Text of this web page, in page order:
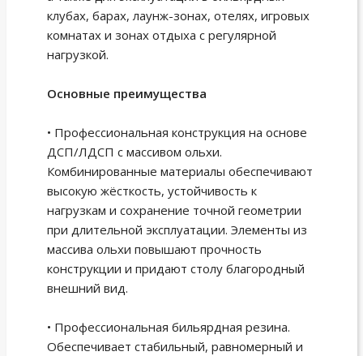
клубах, барах, лаунж-зонах, отелях, игровых
комнатах и зонах отдыха с регулярной
нагрузкой.
Основные преимущества
• Профессиональная конструкция на основе
ДСП/ЛДСП с массивом ольхи.
Комбинированные материалы обеспечивают
высокую жёсткость, устойчивость к
нагрузкам и сохранение точной геометрии
при длительной эксплуатации. Элементы из
массива ольхи повышают прочность
конструкции и придают столу благородный
внешний вид.
• Профессиональная бильярдная резина.
Обеспечивает стабильный, равномерный и